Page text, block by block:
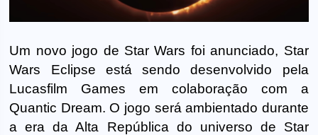
Um novo jogo de Star Wars foi anunciado, Star
Wars Eclipse está sendo desenvolvido pela
Lucasfilm Games em colaboração com a
Quantic Dream. O jogo será ambientado durante
a era da Alta República do universo de Star